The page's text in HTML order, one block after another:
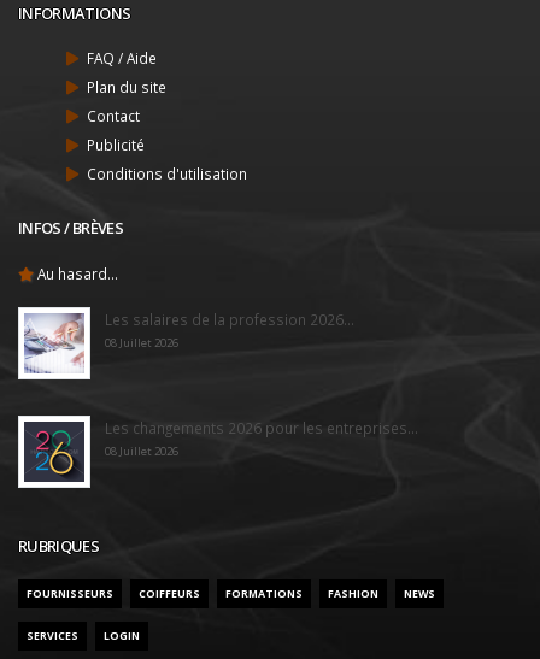
INFORMATIONS
FAQ / Aide
Plan du site
Contact
Publicité
Conditions d'utilisation
INFOS / BRÈVES
Au hasard...
Les salaires de la profession 2026...
08 Juillet 2026
Les changements 2026 pour les entreprises...
08 Juillet 2026
RUBRIQUES
FOURNISSEURS COIFFEURS FORMATIONS FASHION NEWS
SERVICES LOGIN